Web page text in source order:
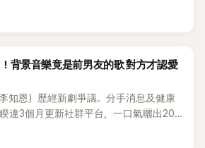
》7日報導，當天將由Jisoo（智秀）、
背景音樂竟是前男友的歌 對方才認愛
知恩）歷經新劇爭議、分手消息及健康
違3個月更新社群平台，一口氣曬出20
又驚又喜。不過，比起照片本身，更引